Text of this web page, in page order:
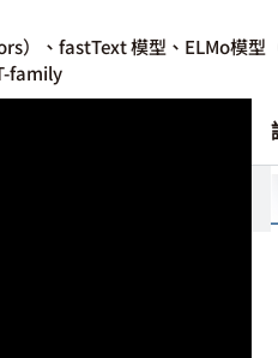
）、fastText 模型、ELMo模
family